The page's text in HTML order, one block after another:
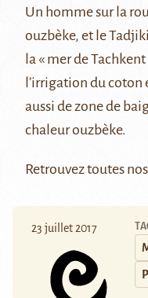
Un homme sur la
ouzbèke, et le
la « mer de
l’irrigation du coton
aussi de zone de
chaleur ouzbèke.
Retrouvez toutes
23 juillet 2017